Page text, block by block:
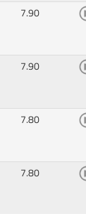
7.90
7.90
7.80
7.80